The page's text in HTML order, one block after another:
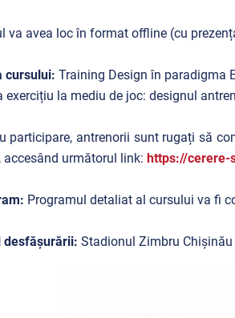
va avea loc în format offline (cu
cursului: Training Design în paradigma
exercițiu la mediu de joc: designul
participare, antrenorii sunt rugați să
accesând următorul link: https://
Programul detaliat al cursului va fi
desfășurării: Stadionul Zimbru